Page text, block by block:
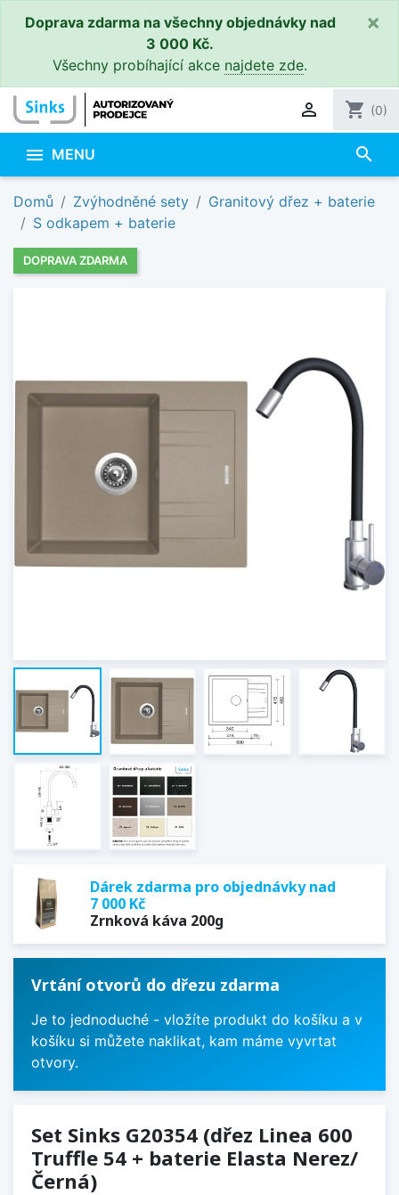
Doprava zdarma na všechny objednávky nad
3 000 Kč.
Všechny probíhající akce najdete zde.
×
 shopping_cart (0)
 MENU search
Domů Zvýhodněné sety
Granitový dřez + baterie
S odkapem + baterie
DOPRAVA ZDARMA
Dárek zdarma pro objednávky nad
7 000 Kč
Zrnková káva 200g
Vrtání otvorů do dřezu zdarma
Je to jednoduché - vložíte produkt do košíku a v
košíku si můžete naklikat, kam máme vyvrtat
otvory.
Set Sinks G20354 (dřez Linea 600
Truffle 54 + baterie Elasta Nerez/
Černá)